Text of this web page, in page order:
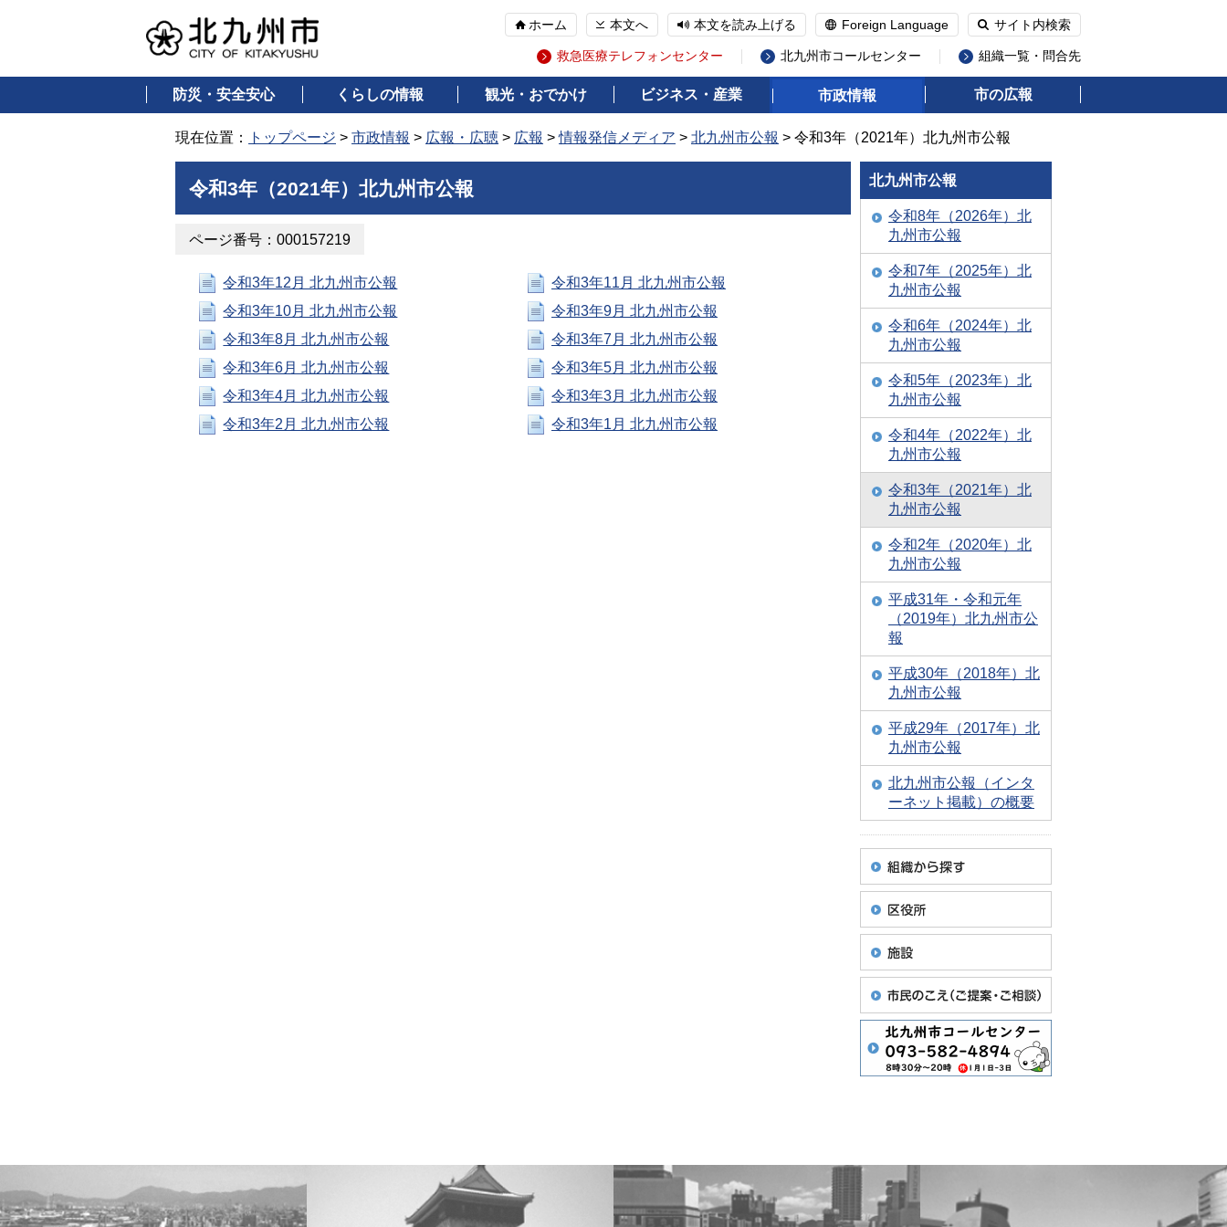
ホーム 本文へ 本文を読み上げる Foreign Language サイト内検索
救急医療テレフォンセンター 北九州市コールセンター 組織一覧・問合先
防災・安全安心 くらしの情報 観光・おでかけ ビジネス・産業 市政情報 市の広報
現在位置： トップページ > 市政情報 > 広報・広聴 > 広報 >情報発信メディア > 北九州市公報 > 令和3年（2021年）北九州市公報
令和3年（2021年）北九州市公報
ページ番号：000157219
令和3年12月 北九州市公報
令和3年11月 北九州市公報
令和3年10月 北九州市公報
令和3年9月 北九州市公報
令和3年8月 北九州市公報
令和3年7月 北九州市公報
令和3年6月 北九州市公報
令和3年5月 北九州市公報
令和3年4月 北九州市公報
令和3年3月 北九州市公報
令和3年2月 北九州市公報
令和3年1月 北九州市公報
北九州市公報
令和8年（2026年）北
九州市公報
令和7年（2025年）北
九州市公報
令和6年（2024年）北
九州市公報
令和5年（2023年）北
九州市公報
令和4年（2022年）北
九州市公報
令和3年（2021年）北
九州市公報
令和2年（2020年）北
九州市公報
平成31年・令和元年
（2019年）北九州市公
報
平成30年（2018年）北
九州市公報
平成29年（2017年）北
九州市公報
北九州市公報（インタ
ーネット掲載）の概要